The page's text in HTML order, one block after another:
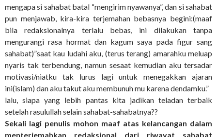
mengapa si sahabat batal “mengirim nyawanya”, dan si sahabat
pun menjawab, kira-kira terjemahan bebasnya begini:(maaf
bila redaksionalnya terlalu bebas, ini dilakukan tanpa
mengurangi rasa hormat dan kagum saya pada figur sang
sahabat)”saat kau ludahi aku, (terus terang) amarahku meluap
nyaris tak terbendung, namun sesaat kemudian aku tersadar
motivasi/niatku tak lurus lagi untuk menegakkan ajaran
ini(islam) dan aku takut aku membunuh mu karena dendamku.”
lalu, siapa yang lebih pantas kita jadikan teladan terbaik
setelah rasulullah selain sahabat-sahabatnya??
Sekali lagi penulis mohon maaf atas kelancangan dalam
menterjemahkan redaksional dari riwayat sahabat